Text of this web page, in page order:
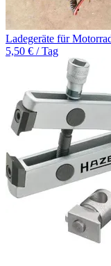
Ladegeräte für
5,50 € / Tag